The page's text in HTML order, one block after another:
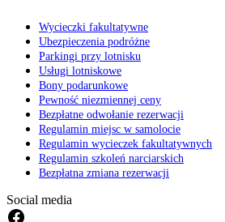
Wycieczki fakultatywne
Ubezpieczenia podróżne
Parkingi przy lotnisku
Usługi lotniskowe
Bony podarunkowe
Pewność niezmiennej ceny
Bezpłatne odwołanie rezerwacji
Regulamin miejsc w samolocie
Regulamin wycieczek fakultatywnych
Regulamin szkoleń narciarskich
Bezpłatna zmiana rezerwacji
Social media